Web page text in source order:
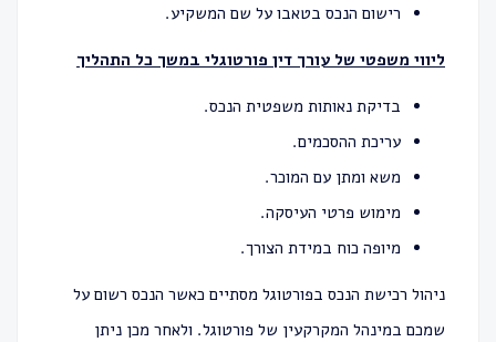
רישום הנכס בטאבו על שם המשקיע.
ליווי משפטי של עורך דין פורטוגלי במשך כל התהליך
בדיקת נאותות משפטית הנכס.
עריכת ההסכמים.
משא ומתן עם המוכר.
מימוש פרטי העיסקה.
מיופה כוח במידת הצורך.
ניהול רכישת הנכס בפורטוגל מסתיים כאשר הנכס רשום על
שמכם במינהל המקרקעין של פורטוגל. ולאחר מכן ניתן